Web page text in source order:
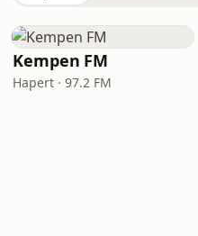
Kempen FM
Hapert · 97.2 FM